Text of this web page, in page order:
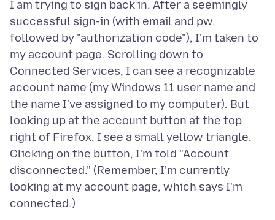
I am trying to sign back in. After a seemingly
successful sign-in (with email and pw,
followed by "authorization code"), I'm taken to
my account page. Scrolling down to
Connected Services, I can see a recognizable
account name (my Windows 11 user name and
the name I've assigned to my computer). But
looking up at the account button at the top
right of Firefox, I see a small yellow triangle.
Clicking on the button, I'm told "Account
disconnected." (Remember, I'm currently
looking at my account page, which says I'm